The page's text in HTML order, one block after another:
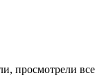
просмотрели